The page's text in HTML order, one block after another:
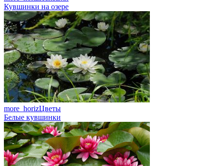
Кувшинки на озере
more_horizЦветы
Белые кувшинки